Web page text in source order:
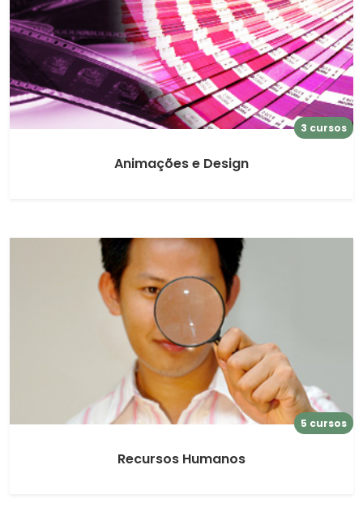
3 cursos
Animações e Design
5 cursos
Recursos Humanos